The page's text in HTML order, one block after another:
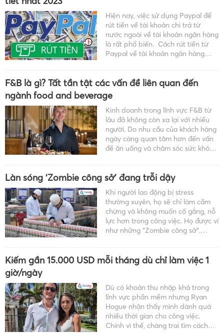
Hiện nay, việc sử dụng Paypal để
rút tiền về tài khoản chi trả từ
nước ngoài về tài khoản ngân hàng
là rất phổ biến. Cách rút tiền từ
Paypal về tài khoản ngân hàng
[…]
F&B là gì? Tất tần tật các vấn đề liên quan đến
ngành food and beverage
Kinh doanh trong lĩnh vực F&B từ
lâu đã không còn xa lại với nhiều
người. Do nhu cầu của khách hàng
ngày càng quan tâm hơn đến vấn
đề ăn uống và chăm sóc sức khỏe.
Làn sóng ‘Zombie công sở’ đang trỗi dậy
Khi người lao động bị stress
thường xuyên, họ sẽ chỉ làm cầm
chừng và không muốn cố gắng, nỗ
lực hơn trong công việc. Họ được ví
như những “Zombie công sở”.
từ đầu năm 2022, […]
Kiếm gần 15.000 USD mỗi tháng dù chỉ làm việc 1
giờ/ngày
Dù có khoản thu nhập khá trong
lĩnh vực phần mềm nhưng Ryan
Hogue nhận thấy mình dành quá
nhiều thời gian cho công việc.
Chính vì thế, chàng trai tìm cách